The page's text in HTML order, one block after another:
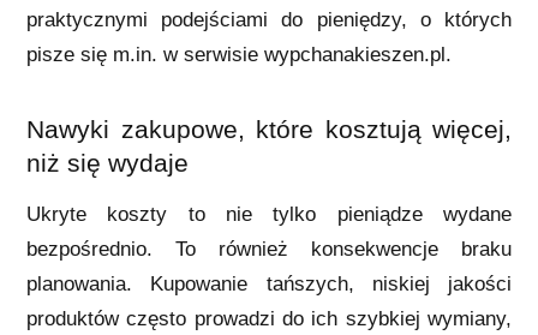
praktycznymi podejściami do pieniędzy, o których
pisze się m.in. w serwisie wypchanakieszen.pl.
Nawyki zakupowe, które kosztują więcej,
niż się wydaje
Ukryte koszty to nie tylko pieniądze wydane
bezpośrednio. To również konsekwencje braku
planowania. Kupowanie tańszych, niskiej jakości
produktów często prowadzi do ich szybkiej wymiany,